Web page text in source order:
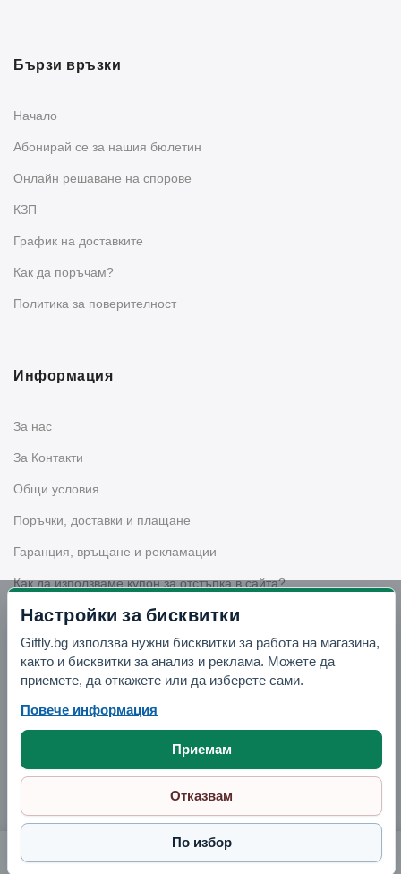
Комплект порцеланови купички с лъжички
9.17 € Поръчай
Бързи връзки
Начало
Абонирай се за нашия бюлетин
Oнлайн решаване на спорове
КЗП
График на доставките
Как да поръчам?
Политика за поверителност
Информация
За нас
За Контакти
Общи условия
Поръчки, доставки и плащане
Гаранция, връщане и рекламации
Как да използваме купон за отстъпка в сайта?
Бюлетин
Вземи -10% отстъпка в Telegram
Настройки за бисквитки
Giftly.bg използва нужни бисквитки за работа на магазина,
както и бисквитки за анализ и реклама. Можете да
приемете, да откажете или да изберете сами.
Повече информация
Приемам
Отказвам
По избор